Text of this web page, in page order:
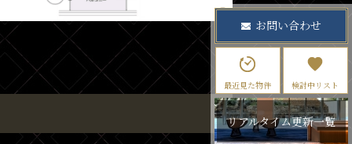
お問い合わせ
最近見た物件 検討中リスト
リアルタイム更新一覧